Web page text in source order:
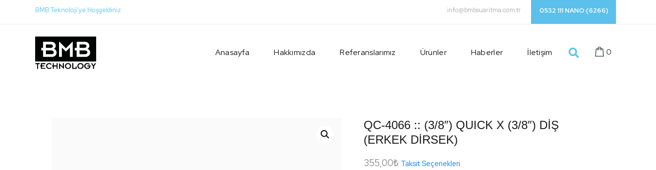
BMB Teknoloji'ye Hoşgeldiniz info@bmbsuaritma.com.tr 0532 111 NANO (6266)
Anasayfa Hakkımızda Referanslarımız Ürünler Haberler İletişim 0
QC-4066 :: (3/8″) QUICK X (3/8″) DİŞ
(ERKEK DİRSEK)
355,00₺ Taksit Seçenekleri